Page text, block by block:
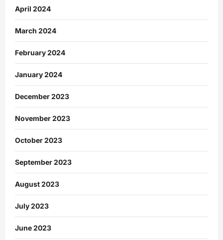
April 2024
March 2024
February 2024
January 2024
December 2023
November 2023
October 2023
September 2023
August 2023
July 2023
June 2023